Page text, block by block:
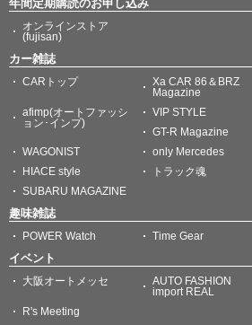
年間定期購読のお申し込み
オンラインストア
(fujisan)
カー雑誌
CARトップ
Xa CAR 86＆BRZ
Magazine
afimp(オートファッシ
ョン･インプ)
VIP STYLE
GT-R Magazine
WAGONIST
only Mercedes
HIACE style
トラック魂
SUBARU MAGAZINE
趣味雑誌
POWER Watch Time Gear
イベント
大阪オートメッセ
AUTO FASHION
import REAL
R's Meeting